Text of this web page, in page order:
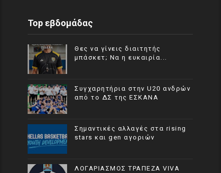
Top εβδομάδας
Θες να γίνεις διαιτητής
μπάσκετ; Να η ευκαιρία...
Συγχαρητήρια στην U20 ανδρών
από το ΔΣ της ΕΣΚΑΝΑ
Σημαντικές αλλαγές στα rising
stars και gen αγοριών
ΛΟΓΑΡΙΑΣΜΟΣ ΤΡΑΠΕΖΑ VIVA